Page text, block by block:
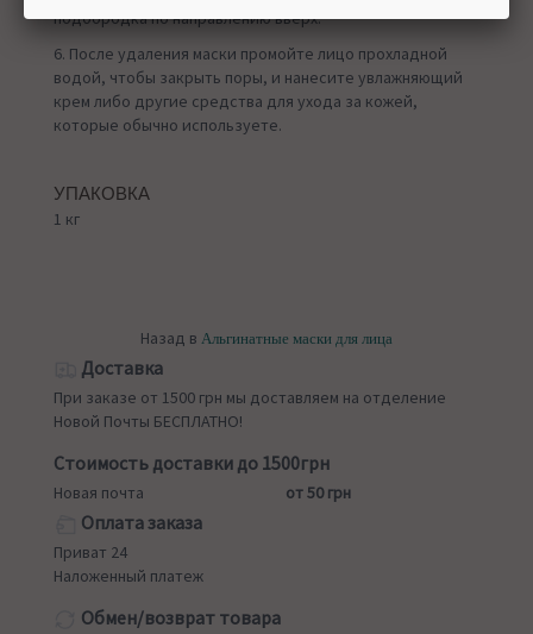
подбородка по направлению вверх.
6. После удаления маски промойте лицо прохладной
водой, чтобы закрыть поры, и нанесите увлажняющий
крем либо другие средства для ухода за кожей,
которые обычно используете.
УПАКОВКА
1 кг
Назад в Альгинатные маски для лица
Доставка
При заказе от 1500 грн мы доставляем на отделение
Новой Почты БЕСПЛАТНО!
Стоимость доставки до 1500грн
Новая почта от 50 грн
Оплата заказа
Приват 24
Наложенный платеж
Обмен/возврат товара